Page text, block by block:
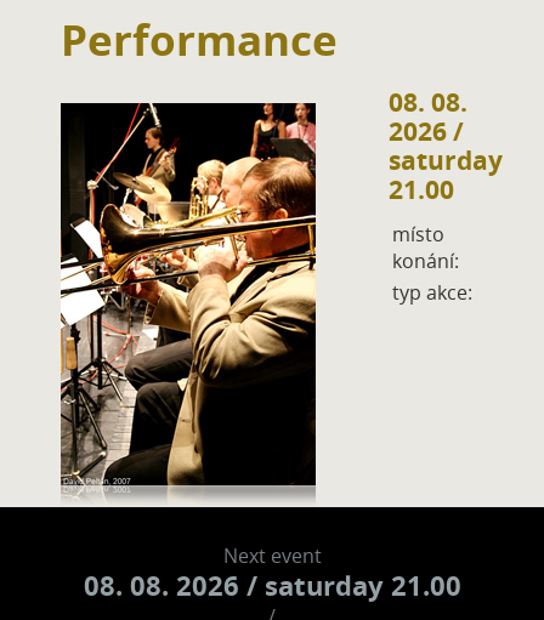
Performance
08. 08.
2026/
saturday
21.00
místo
konání:
typ akce:
Next event
08. 08. 2026 / saturday 21.00